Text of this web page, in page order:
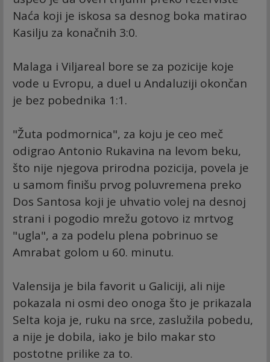
Naća koji je iskosa sa desnog boka matirao
Kasilju za konačnih 3:0.
Malaga i Viljareal bore se za pozicije koje
vode u Evropu, a duel u Andaluziji okončan
je bez pobednika 1:1.
"Žuta podmornica", za koju je ceo meč
odigrao Antonio Rukavina na levom beku,
što nije njegova prirodna pozicija, povela je
u samom finišu prvog poluvremena preko
Dos Santosa koji je uhvatio volej na desnoj
strani i pogodio mrežu gotovo iz mrtvog
"ugla", a za podelu plena pobrinuo se
Amrabat golom u 60. minutu.
Valensija je bila favorit u Galiciji, ali nije
pokazala ni osmi deo onoga što je prikazala
Selta koja je, ruku na srce, zaslužila pobedu,
a nije je dobila, iako je bilo makar sto
postotne prilike za to.